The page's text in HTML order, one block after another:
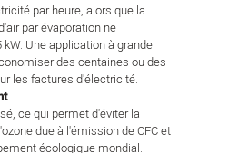
par heure, alors que la
par évaporation ne
Une application à grande
des centaines ou des
les factures d'électricité.
ce qui permet d'éviter la
due à l'émission de CFC et
écologique mondial.